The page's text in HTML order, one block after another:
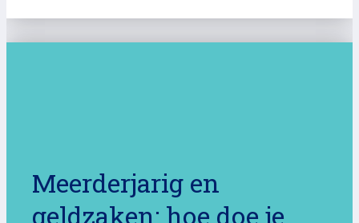
Meerderjarig en
geldzaken: hoe doe je